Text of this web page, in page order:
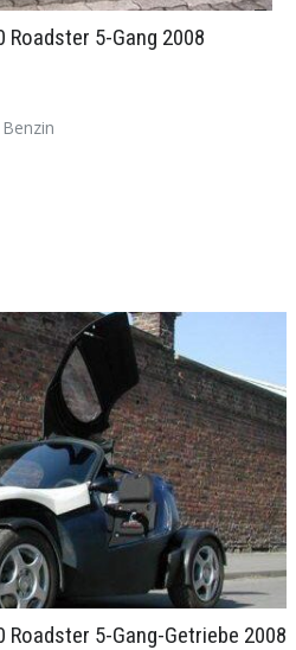
Roadster 5-Gang 2008
Roadster 5-Gang-Getriebe 2008